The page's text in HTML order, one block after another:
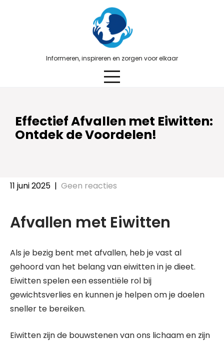
Informeren, inspireren en zorgen voor elkaar
Effectief Afvallen met Eiwitten:
Ontdek de Voordelen!
11 juni 2025 | Geen reacties
Afvallen met Eiwitten
Als je bezig bent met afvallen, heb je vast al
gehoord van het belang van eiwitten in je dieet.
Eiwitten spelen een essentiële rol bij
gewichtsverlies en kunnen je helpen om je doelen
sneller te bereiken.
Eiwitten zijn de bouwstenen van ons lichaam en zijn